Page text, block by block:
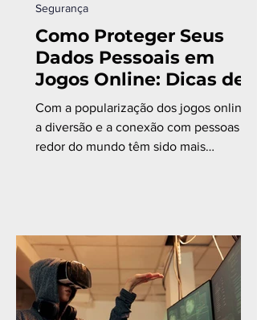
Como Proteger Seus
Dados Pessoais em
Jogos Online: Dicas de
Cibersegurança para
Gamers
Com a popularização dos jogos online,
a diversão e a conexão com pessoas ao
redor do mundo têm sido mais
Segurança